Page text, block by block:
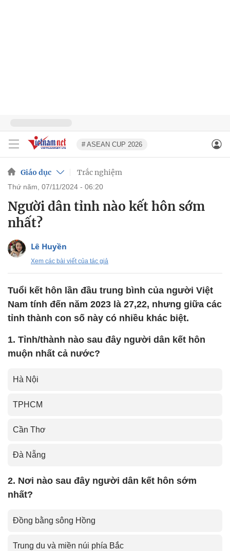
# ASEAN CUP 2026
Giáo dục Trắc nghiệm
thứ năm, 07/11/2024 - 06:20
Người dân tỉnh nào kết hôn sớm
nhất?
Lê Huyền
Xem các bài viết của tác giả
Tuổi kết hôn lần đầu trung bình của người Việt
Nam tính đến năm 2023 là 27,22, nhưng giữa các
tỉnh thành con số này có nhiều khác biệt.
1. Tỉnh/thành nào sau đây người dân kết hôn
muộn nhất cả nước?
Hà Nội
TPHCM
Cần Thơ
Đà Nẵng
2. Nơi nào sau đây người dân kết hôn sớm
nhất?
Đồng bằng sông Hồng
Trung du và miền núi phía Bắc